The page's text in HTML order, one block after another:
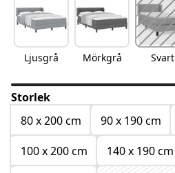
Ljusgrå Mörkgrå Svart
Storlek
80 x 200 cm
90 x 190 cm
100 x 200 cm
140 x 190 cm